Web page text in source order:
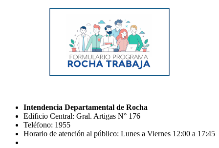
Intendencia Departamental de Rocha
Edificio Central: Gral. Artigas N° 176
Teléfono: 1955
Horario de atención al público: Lunes a Viernes 12:00 a 17:45